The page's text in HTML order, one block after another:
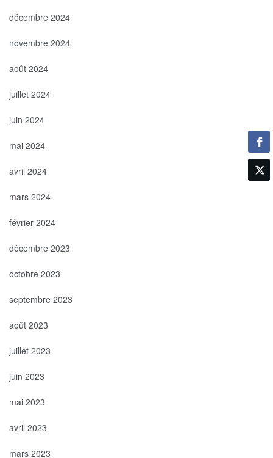
décembre 2024
novembre 2024
août 2024
juillet 2024
juin 2024
mai 2024
avril 2024
mars 2024
février 2024
décembre 2023
octobre 2023
septembre 2023
août 2023
juillet 2023
juin 2023
mai 2023
avril 2023
mars 2023